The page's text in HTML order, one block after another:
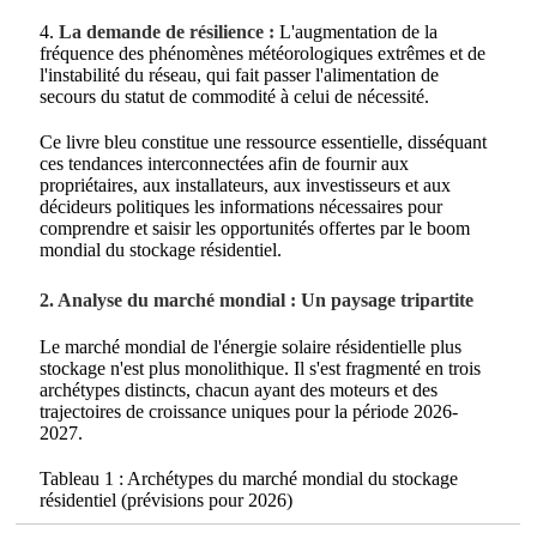
4.La demande de résilience : L'augmentation de la
fréquence des phénomènes météorologiques extrêmes et de
l'instabilité du réseau, qui fait passer l'alimentation de
secours du statut de commodité à celui de nécessité.
Ce livre bleu constitue une ressource essentielle, disséquant
ces tendances interconnectées afin de fournir aux
propriétaires, aux installateurs, aux investisseurs et aux
décideurs politiques les informations nécessaires pour
comprendre et saisir les opportunités offertes par le boom
mondial du stockage résidentiel.
2. Analyse du marché mondial : Un paysage tripartite
Le marché mondial de l'énergie solaire résidentielle plus
stockage n'est plus monolithique. Il s'est fragmenté en trois
archétypes distincts, chacun ayant des moteurs et des
trajectoires de croissance uniques pour la période 2026-
2027.
Tableau 1 : Archétypes du marché mondial du stockage
résidentiel (prévisions pour 2026)